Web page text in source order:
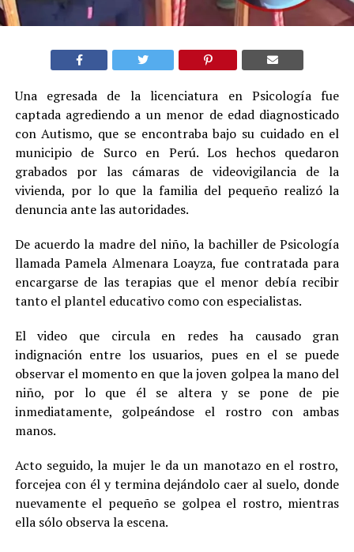
Una egresada de la licenciatura en Psicología fue
captada agrediendo a un menor de edad diagnosticado
con Autismo, que se encontraba bajo su cuidado en el
municipio de Surco en Perú. Los hechos quedaron
grabados por las cámaras de videovigilancia de la
vivienda, por lo que la familia del pequeño realizó la
denuncia ante las autoridades.
De acuerdo la madre del niño, la bachiller de Psicología
llamada Pamela Almenara Loayza, fue contratada para
encargarse de las terapias que el menor debía recibir
tanto el plantel educativo como con especialistas.
El video que circula en redes ha causado gran
indignación entre los usuarios, pues en el se puede
observar el momento en que la joven golpea la mano del
niño, por lo que él se altera y se pone de pie
inmediatamente, golpeándose el rostro con ambas
manos.
Acto seguido, la mujer le da un manotazo en el rostro,
forcejea con él y termina dejándolo caer al suelo, donde
nuevamente el pequeño se golpea el rostro, mientras
ella sólo observa la escena.